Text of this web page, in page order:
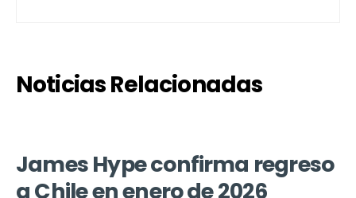
Noticias Relacionadas
James Hype confirma regreso
a Chile en enero de 2026